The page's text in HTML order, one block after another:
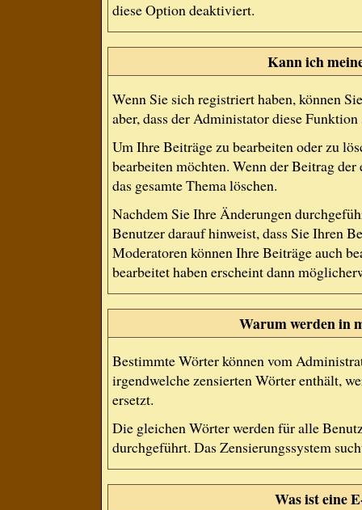
diese Option deaktiviert.
Kann ich
Wenn Sie sich registriert haben, können
aber, dass der Administator diese
Um Ihre Beiträge zu bearbeiten oder zu
bearbeiten möchten. Wenn der Beitrag
das gesamte Thema löschen.
Nachdem Sie Ihre Änderungen
Benutzer darauf hinweist, dass Sie Ihren
Moderatoren können Ihre Beiträge auch
bearbeitet haben erscheint dann
Warum werden in
Bestimmte Wörter können vom
irgendwelche zensierten Wörter enthält,
ersetzt.
Die gleichen Wörter werden für alle
durchgeführt. Das Zensierungssystem
Was ist eine